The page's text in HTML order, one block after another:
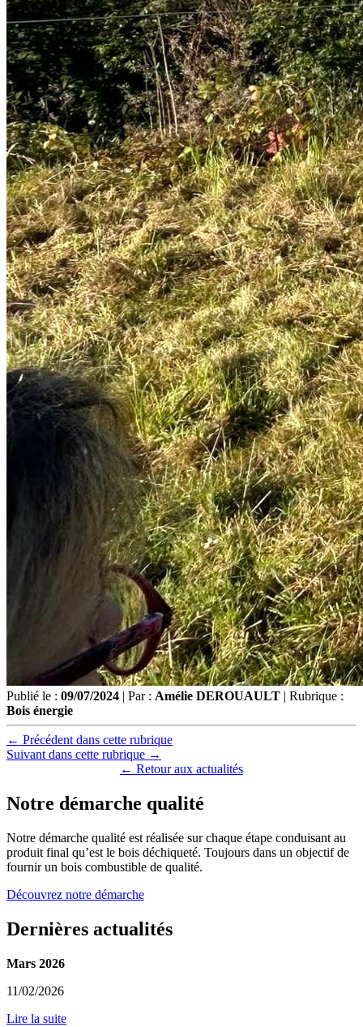
Publié le : 09/07/2024 | Par : Amélie DEROUAULT | Rubrique :
Bois énergie
← Précédent dans cette rubrique
Suivant dans cette rubrique →
← Retour aux actualités
Notre démarche qualité
Notre démarche qualité est réalisée sur chaque étape conduisant au
produit final qu’est le bois déchiqueté. Toujours dans un objectif de
fournir un bois combustible de qualité.
Découvrez notre démarche
Dernières actualités
Mars 2026
11/02/2026
Lire la suite